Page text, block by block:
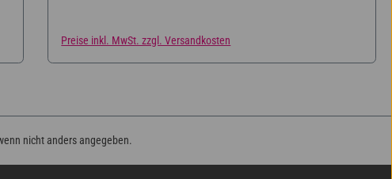
Preise inkl. MwSt. zzgl. Versandkosten
nicht anders angegeben.